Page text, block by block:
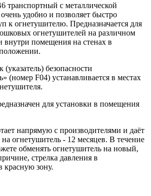
транспортный с металлической
удобно и позволяет быстро
к огнетушителю. Предназначается для
огнетушителей на различном
внутри помещения на стенах в
безопасности
(номер F04) устанавливается в местах
для установки в помещения
напрямую с производителями и даёт
огнетушитель - 12 месяцев. В течение
обменять огнетушитель на новый,
стрелка давления в
красную зону.